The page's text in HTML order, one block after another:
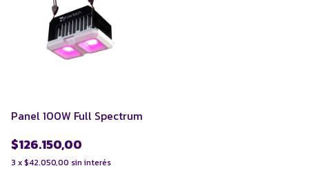
Panel 100W Full Spectrum
$126.150,00
3 x$42.050,00 sin interés